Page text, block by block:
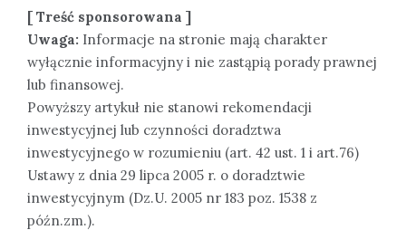
[ Treść sponsorowana ]
Uwaga: Informacje na stronie mają charakter
wyłącznie informacyjny i nie zastąpią porady prawnej
lub finansowej.
Powyższy artykuł nie stanowi rekomendacji
inwestycyjnej lub czynności doradztwa
inwestycyjnego w rozumieniu (art. 42 ust. 1 i art.76)
Ustawy z dnia 29 lipca 2005 r. o doradztwie
inwestycyjnym (Dz.U. 2005 nr 183 poz. 1538 z
późn.zm.).